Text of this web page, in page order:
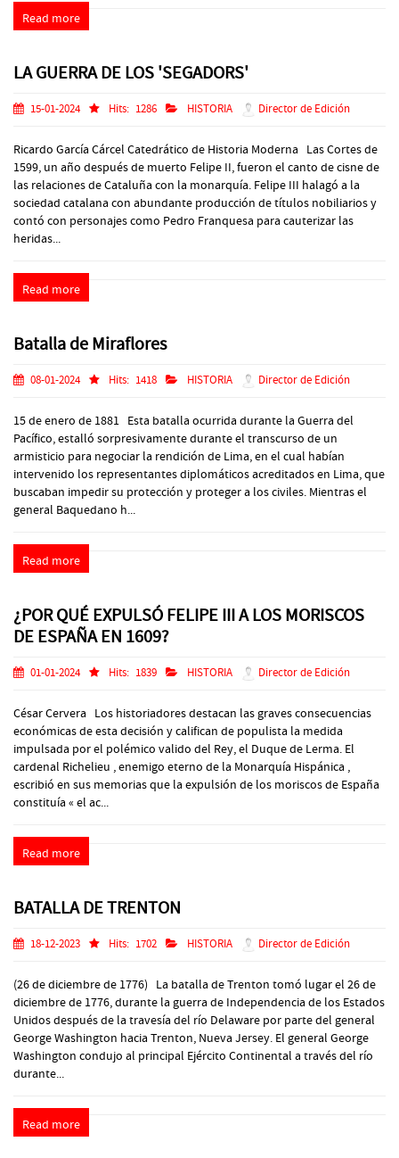
Read more
LA GUERRA DE LOS 'SEGADORS'
15-01-2024 Hits: 1286 HISTORIA Director de Edición
Ricardo García Cárcel Catedrático de Historia Moderna Las Cortes de
1599, un año después de muerto Felipe II, fueron el canto de cisne de
las relaciones de Cataluña con la monarquía. Felipe III halagó a la
sociedad catalana con abundante producción de títulos nobiliarios y
contó con personajes como Pedro Franquesa para cauterizar las
heridas...
Read more
Batalla de Miraflores
08-01-2024 Hits: 1418 HISTORIA Director de Edición
15 de enero de 1881 Esta batalla ocurrida durante la Guerra del
Pacífico, estalló sorpresivamente durante el transcurso de un
armisticio para negociar la rendición de Lima, en el cual habían
intervenido los representantes diplomáticos acreditados en Lima, que
buscaban impedir su protección y proteger a los civiles. Mientras el
general Baquedano h...
Read more
¿POR QUÉ EXPULSÓ FELIPE III A LOS MORISCOS
DE ESPAÑA EN 1609?
01-01-2024 Hits: 1839 HISTORIA Director de Edición
César Cervera Los historiadores destacan las graves consecuencias
económicas de esta decisión y califican de populista la medida
impulsada por el polémico valido del Rey, el Duque de Lerma. El
cardenal Richelieu , enemigo eterno de la Monarquía Hispánica ,
escribió en sus memorias que la expulsión de los moriscos de España
constituía « el ac...
Read more
BATALLA DE TRENTON
18-12-2023 Hits: 1702 HISTORIA Director de Edición
(26 de diciembre de 1776) La batalla de Trenton tomó lugar el 26 de
diciembre de 1776, durante la guerra de Independencia de los Estados
Unidos después de la travesía del río Delaware por parte del general
George Washington hacia Trenton, Nueva Jersey. El general George
Washington condujo al principal Ejército Continental a través del río
durante...
Read more